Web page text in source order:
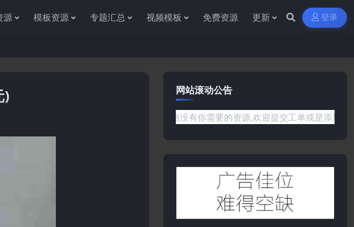
源 模板资源 专题汇总 视频模板 免费资源 更新 登录
) 网站滚动公告
息资源!如果遇到任何问题或是网站没有你需要的资源,欢迎提交工单或是添加客服微信